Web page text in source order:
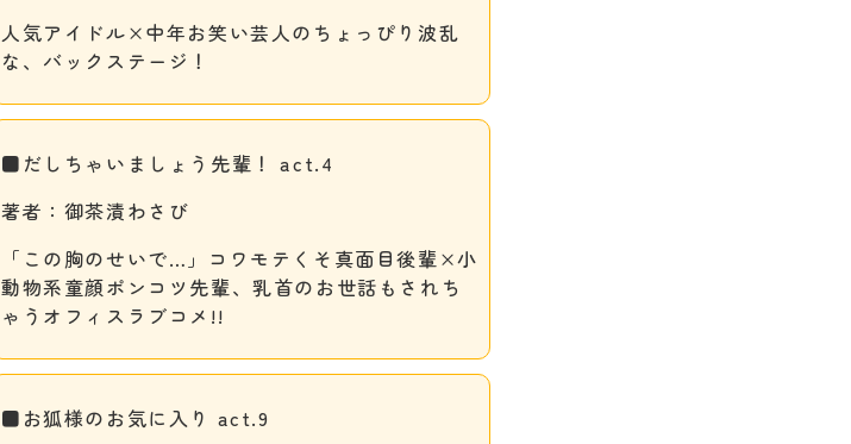
人気アイドル×中年お笑い芸人のちょっぴり波乱
な、バックステージ！
■だしちゃいましょう先輩！ act.4
著者：御茶漬わさび
「この胸のせいで…」コワモテくそ真面目後輩×小
動物系童顔ポンコツ先輩、乳首のお世話もされち
ゃうオフィスラブコメ!!
■お狐様のお気に入り act.9